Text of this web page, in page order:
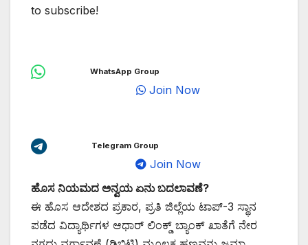
to subscribe!
WhatsApp Group
Join Now
Telegram Group
Join Now
ಹೊಸ ನಿಯಮದ ಅನ್ವಯ ಏನು ಬದಲಾವಣೆ?
ಈ ಹೊಸ ಆದೇಶದ ಪ್ರಕಾರ, ಪ್ರತಿ ಜಿಲ್ಲೆಯ ಟಾಪ್-3 ಸ್ಥಾನ
ಪಡೆದ ವಿದ್ಯಾರ್ಥಿಗಳ ಆಧಾರ್ ಲಿಂಕ್ಡ್ ಬ್ಯಾಂಕ್ ಖಾತೆಗೆ ನೇರ